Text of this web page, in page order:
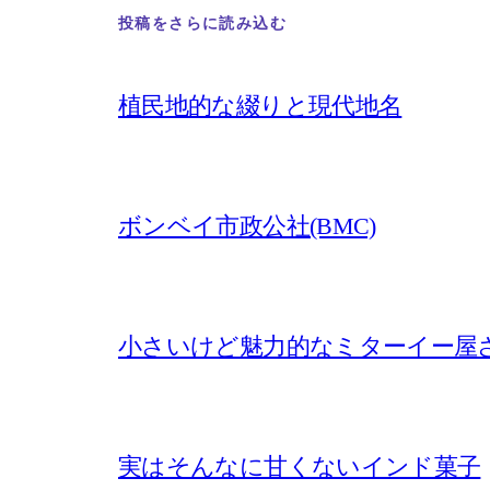
投稿をさらに読み込む
植民地的な綴りと現代地名
ボンベイ市政公社(BMC)
小さいけど魅力的なミターイー屋
実はそんなに甘くないインド菓子